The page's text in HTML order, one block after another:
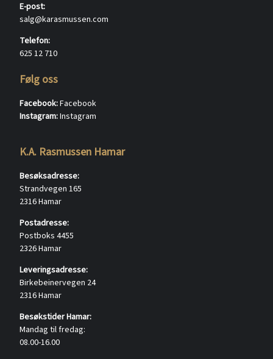
E-post:
salg@karasmussen.com
Telefon:
625 12 710
Følg oss
Facebook:Facebook
Instagram:Instagram
K.A. Rasmussen Hamar
Besøksadresse:
Strandvegen 165
2316 Hamar
Postadresse:
Postboks 4455
2326 Hamar
Leveringsadresse:
Birkebeinervegen 24
2316 Hamar
Besøkstider Hamar:
Mandag til fredag:
08.00-16.00